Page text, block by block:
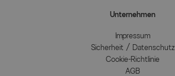
Unternehmen
Impressum
Sicherheit / Datenschutz
Cookie-Richtlinie
AGB